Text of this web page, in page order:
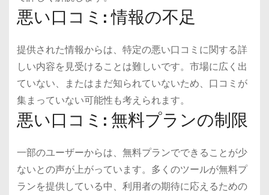
悪い口コミ: 情報の不足
提供された情報からは、特定の悪い口コミに関する詳
しい内容を見受けることは難しいです。市場に広く出
ていない、またはまだ知られていないため、口コミが
集まっていない可能性も考えられます。
悪い口コミ: 無料プランの制限
一部のユーザーからは、無料プランでできることが少
ないとの声が上がっています。多くのツールが無料プ
ランを提供している中、利用者の期待に応えるための